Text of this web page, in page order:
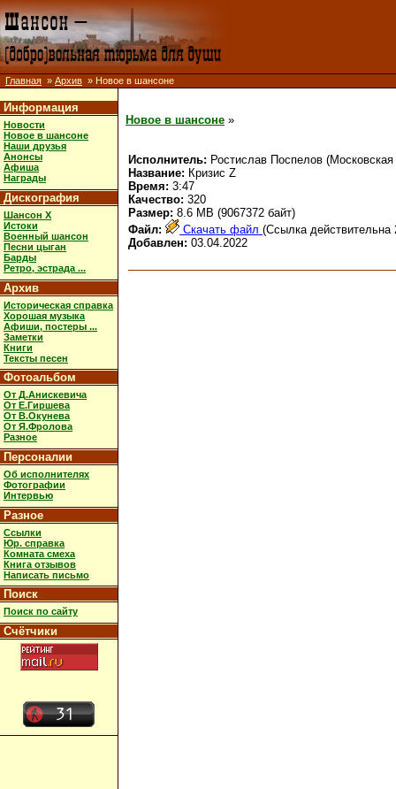
Главная » Архив » Новое в шансоне
Информация
Новости
Новое в шансоне
Наши друзья
Анонсы
Афиша
Награды
Дискография
Шансон X
Истоки
Военный шансон
Песни цыган
Барды
Ретро, эстрада ...
Архив
Историческая справка
Хорошая музыка
Афиши, постеры ...
Заметки
Книги
Тексты песен
Фотоальбом
От Д.Анискевича
От Е.Гиршева
От В.Окунева
От Я.Фролова
Разное
Персоналии
Об исполнителях
Фотографии
Интервью
Разное
Ссылки
Юр. справка
Комната смеха
Книга отзывов
Написать письмо
Поиск
Поиск по сайту
Счётчики
Новое в шансоне »
Исполнитель: Ростислав Поспелов (Московская
Название: Кризис Z
Время: 3:47
Качество: 320
Размер: 8.6 MB (9067372 байт)
Файл:
Скачать файл (Ссылка действительна
Добавлен: 03.04.2022